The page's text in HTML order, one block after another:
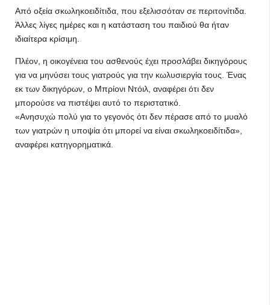
Από οξεία σκωληκοειδίτιδα, που εξελισσόταν σε περιτονίτιδα.
Άλλες λίγες ημέρες και η κατάσταση του παιδιού θα ήταν
ιδιαίτερα κρίσιμη.
Πλέον, η οικογένεια του ασθενούς έχει προσλάβει δικηγόρους
για να μηνύσει τους γιατρούς για την κωλυσιεργία τους. Ένας
εκ των δικηγόρων, ο Μπρίονι Ντόιλ, αναφέρει ότι δεν
μπορούσε να πιστέψει αυτό το περιστατικό.
«Ανησυχώ πολύ για το γεγονός ότι δεν πέρασε από το μυαλό
των γιατρών η υποψία ότι μπορεί να είναι σκωληκοειδίτιδα»,
αναφέρει κατηγορηματικά.